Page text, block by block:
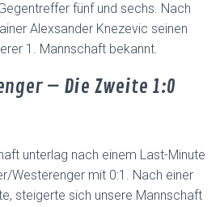
fünf und sechs. Nach
Alexsander Knezevic seinen
1. Mannschaft bekannt.
– Die Zweite 1:0
unterlag nach einem Last-Minute
Westerenger mit 0:1. Nach einer
steigerte sich unsere Mannschaft